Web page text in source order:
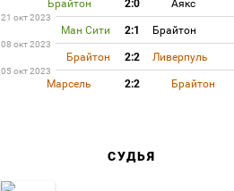
Брайтон 2:0 Аякс
21 окт 2023
Ман Сити 2:1 Брайтон
08 окт 2023
Брайтон 2:2 Ливерпуль
05 окт 2023
Марсель 2:2 Брайтон
СУДЬЯ